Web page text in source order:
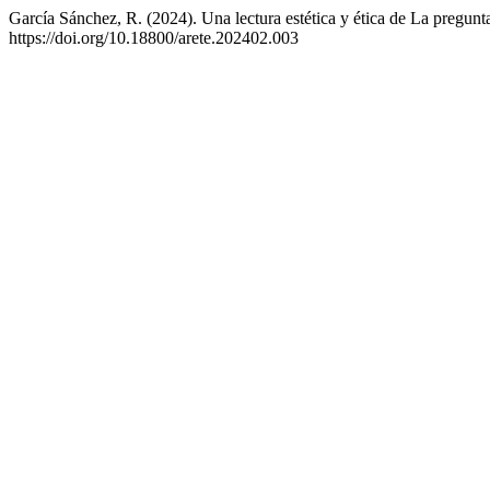
García Sánchez, R. (2024). Una lectura estética y ética de La
https://doi.org/10.18800/arete.202402.003